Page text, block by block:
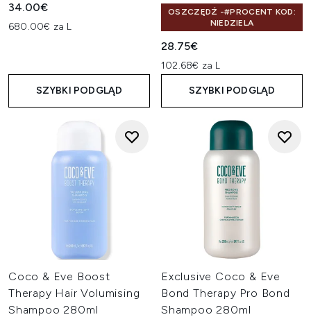
34.00€
680.00€ za L
SZYBKI PODGLĄD
OSZCZĘDŹ -#PROCENT KOD:
NIEDZIELA
28.75€
102.68€ za L
SZYBKI PODGLĄD
Coco & Eve Boost
Therapy Hair Volumising
Shampoo 280ml
Exclusive Coco & Eve
Bond Therapy Pro Bond
Shampoo 280ml